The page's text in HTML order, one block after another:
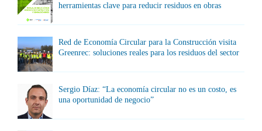
herramientas clave para reducir residuos en obras
Red de Economía Circular para la Construcción visita
Greenrec: soluciones reales para los residuos del sector
Sergio Díaz: “La economía circular no es un costo, es
una oportunidad de negocio”